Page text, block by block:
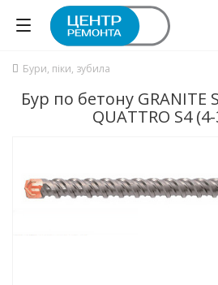
Бури, піки, зубила
Бур по бетону GRANITE
QUATTRO S4